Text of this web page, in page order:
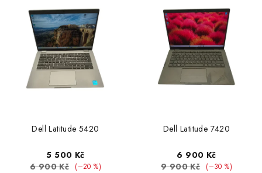
Dell Latitude 5420
5 500 Kč
6 900 Kč
(–20 %)
Dell Latitude 7420
6 900 Kč
9 900 Kč
(–30 %)